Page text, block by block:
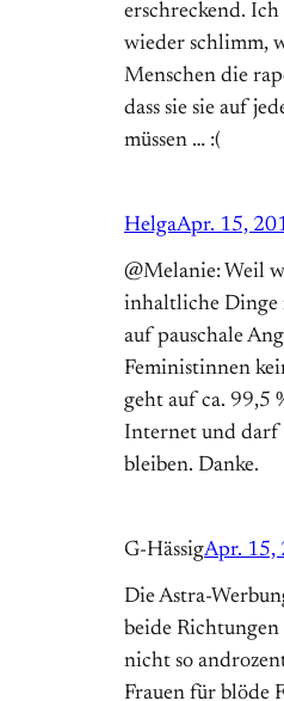
erschreckend.
wieder schlimm,
Menschen die
dass sie sie auf
müssen … :(
HelgaApr. 15,
@Melanie: Weil
inhaltliche Dinge
auf pauschale
Feministinnen
geht auf ca. 99,5
Internet und darf
bleiben. Danke.
G-HässigApr. 15,
Die Astra-
beide
nicht so
Frauen für blöde